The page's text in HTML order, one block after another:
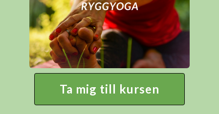
Ta mig till kursen